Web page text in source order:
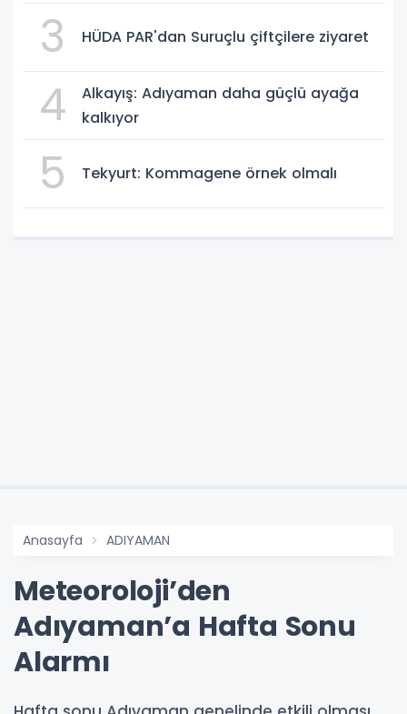
3 HÜDA PAR'dan Suruçlu çiftçilere ziyaret
4
Alkayış: Adıyaman daha güçlü ayağa
kalkıyor
5 Tekyurt: Kommagene örnek olmalı
Anasayfa ADIYAMAN
Meteoroloji’den
Adıyaman’a Hafta Sonu
Alarmı